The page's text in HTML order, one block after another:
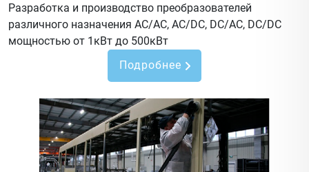
Разработка и производство преобразователей
различного назначения AC/AC, AC/DC, DC/AC, DC/DC
мощностью от 1кВт до 500кВт
Подробнее